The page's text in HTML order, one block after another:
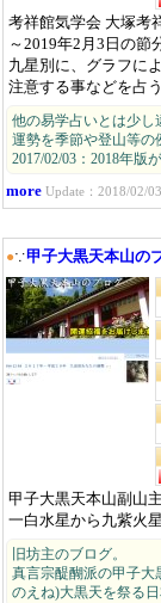
考祥館気学会 大塚考
～2019年2月3日の節
九星別に、グラフに
注意する事などを占う
他の易学占いとは少し
運勢を季節や登山等の
2017/02/03：2018年版
more Update：2018/02/
●∵甲子大黒天本山の
甲子大黒天本山副山
一白水星から九紫火
旧坊主のブログ。
真言宗醍醐派の甲子大
のえね)大黒天を祭る